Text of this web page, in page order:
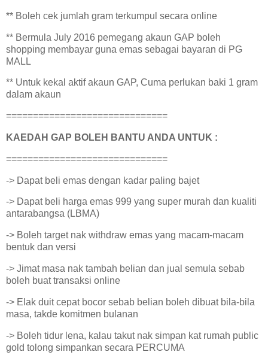
** Boleh cek jumlah gram terkumpul secara online
** Bermula July 2016 pemegang akaun GAP boleh
shopping membayar guna emas sebagai bayaran di PG
MALL
** Untuk kekal aktif akaun GAP, Cuma perlukan baki 1 gram
dalam akaun
==============================
KAEDAH GAP BOLEH BANTU ANDA UNTUK :
==============================
-> Dapat beli emas dengan kadar paling bajet
-> Dapat beli harga emas 999 yang super murah dan kualiti
antarabangsa (LBMA)
-> Boleh target nak withdraw emas yang macam-macam
bentuk dan versi
-> Jimat masa nak tambah belian dan jual semula sebab
boleh buat transaksi online
-> Elak duit cepat bocor sebab belian boleh dibuat bila-bila
masa, takde komitmen bulanan
-> Boleh tidur lena, kalau takut nak simpan kat rumah public
gold tolong simpankan secara PERCUMA